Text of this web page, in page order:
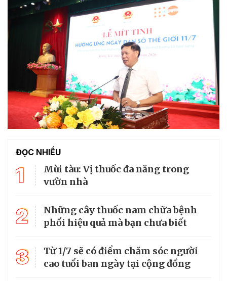
ĐỌC NHIỀU
1
Mùi tàu: Vị thuốc đa năng trong
vườn nhà
2
Những cây thuốc nam chữa bệnh
phổi hiệu quả mà bạn chưa biết
3
Từ 1/7 sẽ có điểm chăm sóc người
cao tuổi ban ngày tại cộng đồng